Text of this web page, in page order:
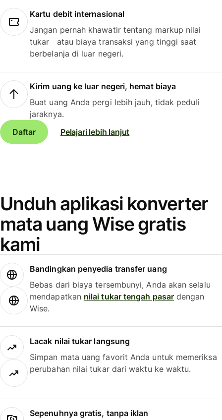
Kartu debit internasional
Jangan pernah khawatir tentang markup nilai
tukar atau biaya transaksi yang tinggi saat
berbelanja di luar negeri.
Kirim uang ke luar negeri, hemat biaya
Buat uang Anda pergi lebih jauh, tidak peduli
jaraknya.
Daftar
Pelajari lebih lanjut
Unduh aplikasi konverter
mata uang Wise gratis
kami
Bandingkan penyedia transfer uang
Bebas dari biaya tersembunyi, Anda akan selalu
mendapatkan nilai tukar tengah pasardengan
Wise.
Lacak nilai tukar langsung
Simpan mata uang favorit Anda untuk memeriksa
perubahan nilai tukar dari waktu ke waktu.
Sepenuhnya gratis, tanpa iklan